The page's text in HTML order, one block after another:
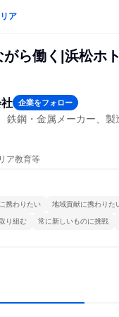
ア
がら働く|浜松ホ
企業をフォロー
鉄鋼・金属メーカー、製
ア教育等
携わりたい 地域貢献に携わりた
り組む 常に新しいものに挑戦